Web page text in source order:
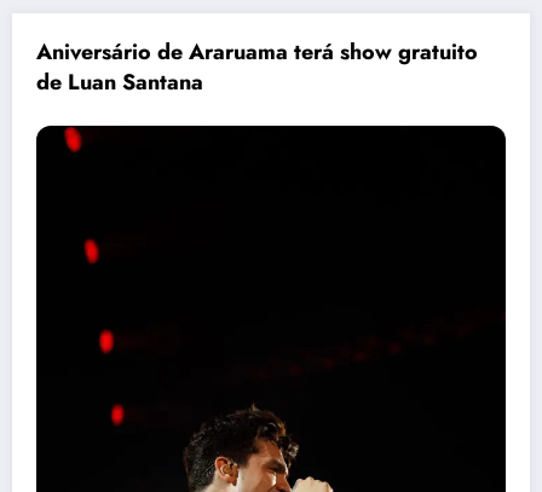
Aniversário de Araruama terá show gratuito
de Luan Santana